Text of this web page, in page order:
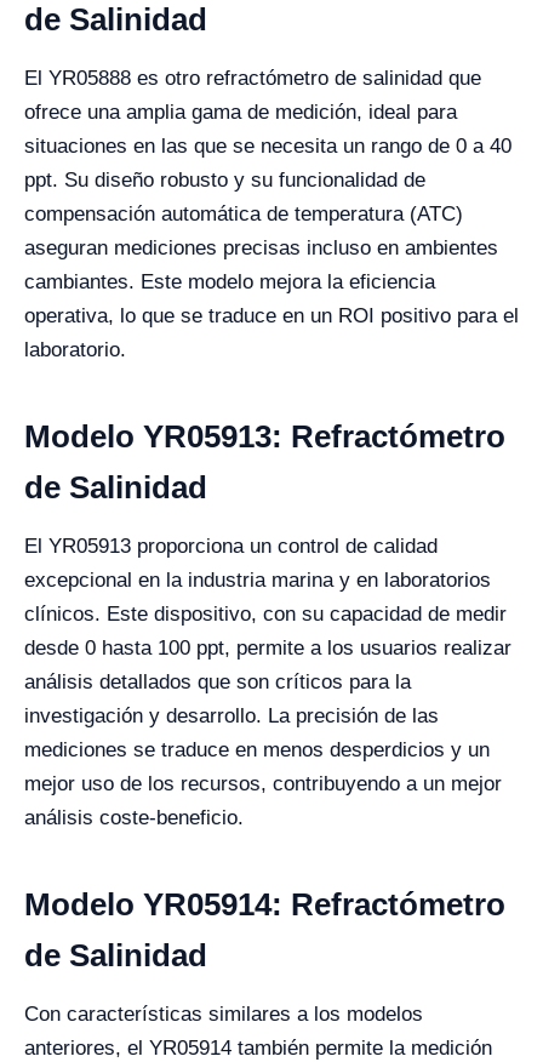
de Salinidad
El YR05888 es otro refractómetro de salinidad que
ofrece una amplia gama de medición, ideal para
situaciones en las que se necesita un rango de 0 a 40
ppt. Su diseño robusto y su funcionalidad de
compensación automática de temperatura (ATC)
aseguran mediciones precisas incluso en ambientes
cambiantes. Este modelo mejora la eficiencia
operativa, lo que se traduce en un ROI positivo para el
laboratorio.
Modelo YR05913: Refractómetro
de Salinidad
El YR05913 proporciona un control de calidad
excepcional en la industria marina y en laboratorios
clínicos. Este dispositivo, con su capacidad de medir
desde 0 hasta 100 ppt, permite a los usuarios realizar
análisis detallados que son críticos para la
investigación y desarrollo. La precisión de las
mediciones se traduce en menos desperdicios y un
mejor uso de los recursos, contribuyendo a un mejor
análisis coste-beneficio.
Modelo YR05914: Refractómetro
de Salinidad
Con características similares a los modelos
anteriores, el YR05914 también permite la medición